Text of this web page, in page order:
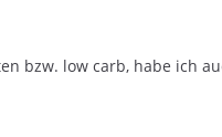
bzw. low carb, habe ich